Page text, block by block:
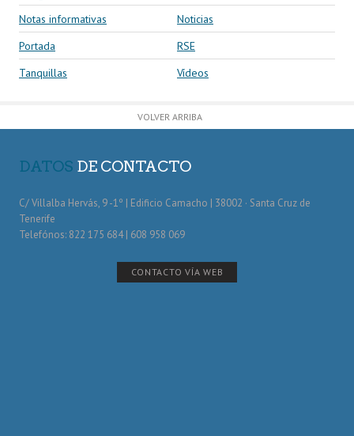
Notas informativas
Noticias
Portada
RSE
Tanquillas
Vídeos
VOLVER ARRIBA
DATOS DE CONTACTO
C/ Villalba Hervás, 9 -1º | Edificio Camacho | 38002 · Santa Cruz de
Tenerife
Telefónos: 822 175 684 | 608 958 069
CONTACTO VÍA WEB